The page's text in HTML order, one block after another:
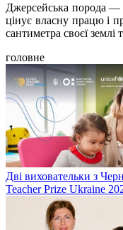
Джерсейська порода —
цінує власну працю і
сантиметра своєї землі
головне
Дві виховательки з
Teacher Prize Ukraine